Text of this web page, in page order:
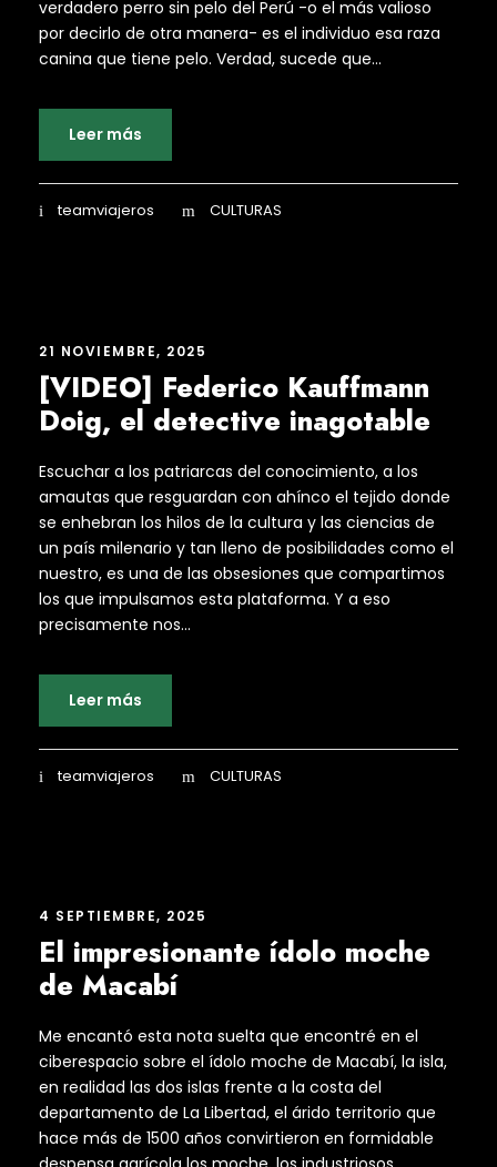
verdadero perro sin pelo del Perú -o el más valioso
por decirlo de otra manera- es el individuo esa raza
canina que tiene pelo. Verdad, sucede que...
Leer más
teamviajeros CULTURAS
21 NOVIEMBRE, 2025
[VIDEO] Federico Kauffmann
Doig, el detective inagotable
Escuchar a los patriarcas del conocimiento, a los
amautas que resguardan con ahínco el tejido donde
se enhebran los hilos de la cultura y las ciencias de
un país milenario y tan lleno de posibilidades como el
nuestro, es una de las obsesiones que compartimos
los que impulsamos esta plataforma. Y a eso
precisamente nos...
Leer más
teamviajeros CULTURAS
4 SEPTIEMBRE, 2025
El impresionante ídolo moche
de Macabí
Me encantó esta nota suelta que encontré en el
ciberespacio sobre el ídolo moche de Macabí, la isla,
en realidad las dos islas frente a la costa del
departamento de La Libertad, el árido territorio que
hace más de 1500 años convirtieron en formidable